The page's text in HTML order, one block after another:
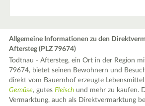
Allgemeine Informationen zu den
Aftersteg (PLZ 79674)
Todtnau - Aftersteg, ein Ort in der Region
79674, bietet seinen Bewohnern und
direkt vom Bauernhof erzeugte
Gemüse, gutesFleisch und mehr zu kaufen.
Vermarktung, auch als Direktvermarktung